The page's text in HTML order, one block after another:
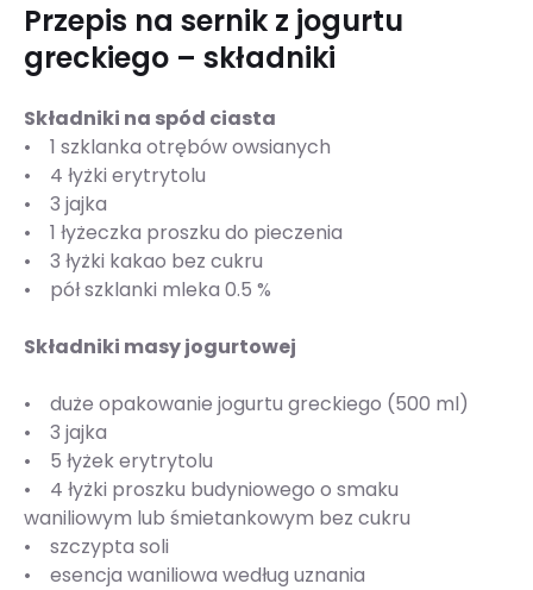
Przepis na sernik z jogurtu
greckiego – składniki
Składniki na spód ciasta
• 1 szklanka otrębów owsianych
• 4 łyżki erytrytolu
• 3 jajka
• 1 łyżeczka proszku do pieczenia
• 3 łyżki kakao bez cukru
• pół szklanki mleka 0.5 %
Składniki masy jogurtowej
• duże opakowanie jogurtu greckiego (500 ml)
• 3 jajka
• 5 łyżek erytrytolu
• 4 łyżki proszku budyniowego o smaku
waniliowym lub śmietankowym bez cukru
• szczypta soli
• esencja waniliowa według uznania